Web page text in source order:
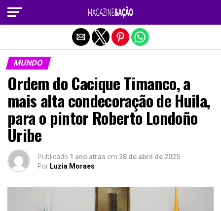
MUNDO
Ordem do Cacique Timanco, a
mais alta condecoração de Huila,
para o pintor Roberto Londoño
Uribe
Publicado 1 ano atrás em 28 de abril de 2025
Por Luzia Moraes
Sair da versão mobile